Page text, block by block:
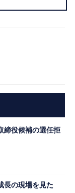
締役候補の選任拒
長の現場を見た